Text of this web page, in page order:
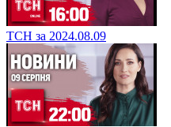
ТСН за 2024.08.09